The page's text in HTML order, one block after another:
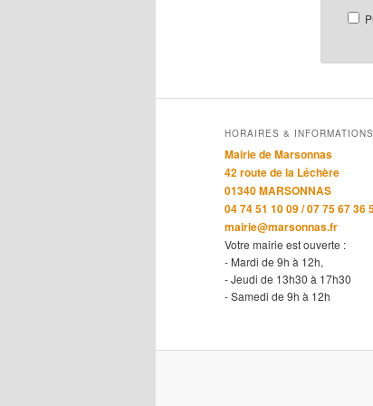
HORAIRES & INFORMATIONS
Mairie de Marsonnas
42 route de la Léchère
01340 MARSONNAS
04 74 51 10 09 / 07 75 67 36
mairie@marsonnas.fr
Votre mairie est ouverte :
- Mardi de 9h à 12h,
- Jeudi de 13h30 à 17h30
- Samedi de 9h à 12h